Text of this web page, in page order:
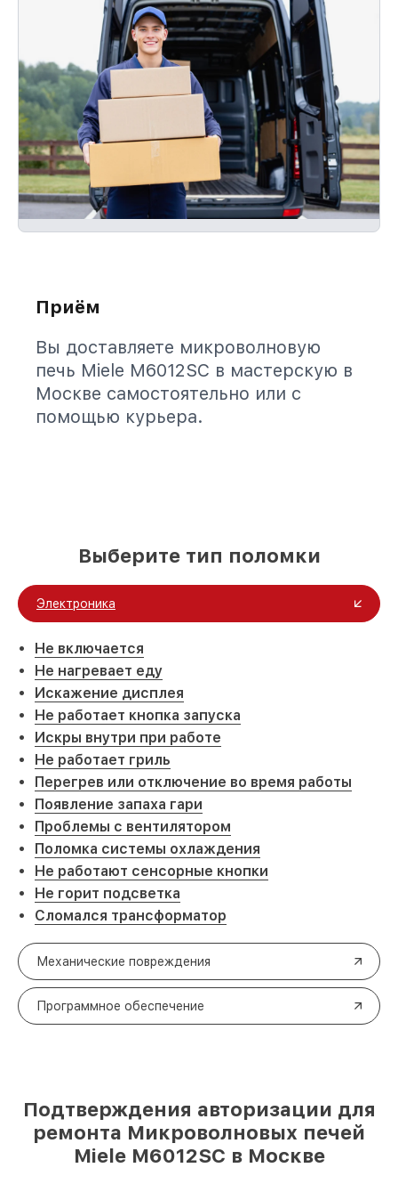
Приём
Вы доставляете микроволновую
печь Miele M6012SC в мастерскую в
Москве самостоятельно или с
помощью курьера.
Выберите тип поломки
Электроника
Не включается
Не нагревает еду
Искажение дисплея
Не работает кнопка запуска
Искры внутри при работе
Не работает гриль
Перегрев или отключение во время работы
Появление запаха гари
Проблемы с вентилятором
Поломка системы охлаждения
Не работают сенсорные кнопки
Не горит подсветка
Сломался трансформатор
Механические повреждения
Программное обеспечение
Подтверждения авторизации для
ремонта Микроволновых печей
Miele M6012SC в Москве